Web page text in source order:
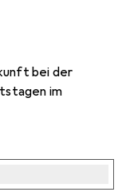
bei der
im